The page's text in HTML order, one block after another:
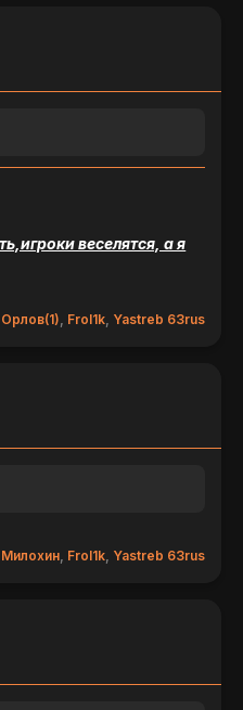
веселятся, а я
, Frol1k, Yastreb 63rus
, Frol1k, Yastreb 63rus